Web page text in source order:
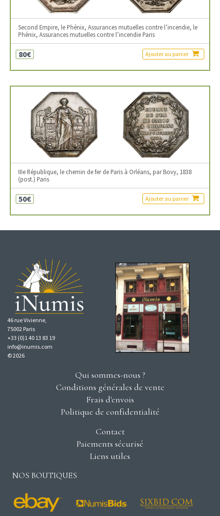
Second Empire, le Phénix, Assurances mutuelles contre l’incendie, le
Phénix, Assurances mutuelles contre l’incendie Paris
80€ Ajouter au panier
IIIe République, le chemin de fer de Paris à Orléans, par Bovy, 1838
(post.) Paris
50€ Ajouter au panier
46 rue Vivienne,
75002 Paris
+33 (0)1 40 13 83 19
info@inumis.com
© 2026
Qui sommes-nous ?
Conditions générales de vente
Frais d'envois
Politique de confidentialité
Contact
Paiements sécurisé
Liens utiles
NOS BOUTIQUES